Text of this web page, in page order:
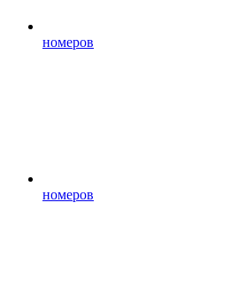
номеров
номеров